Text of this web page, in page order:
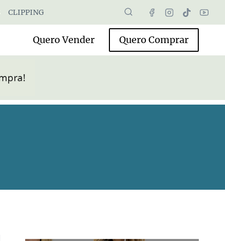
CLIPPING
Quero Vender Quero Comprar